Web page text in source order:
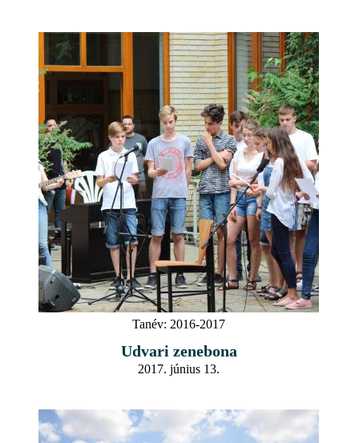
Tanév: 2016-2017
Udvari zenebona
2017. június 13.